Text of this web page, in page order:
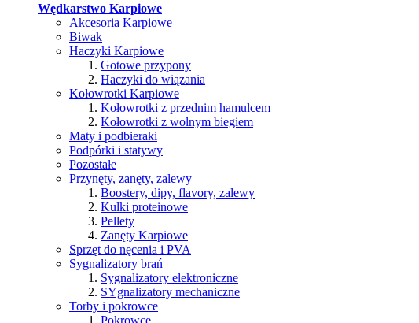
Wędkarstwo Karpiowe
Akcesoria Karpiowe
Biwak
Haczyki Karpiowe
Gotowe przypony
Haczyki do wiązania
Kołowrotki Karpiowe
Kołowrotki z przednim hamulcem
Kołowrotki z wolnym biegiem
Maty i podbieraki
Podpórki i statywy
Pozostałe
Przynęty, zanęty, zalewy
Boostery, dipy, flavory, zalewy
Kulki proteinowe
Pellety
Zanęty Karpiowe
Sprzęt do nęcenia i PVA
Sygnalizatory brań
Sygnalizatory elektroniczne
SYgnalizatory mechaniczne
Torby i pokrowce
Pokrowce